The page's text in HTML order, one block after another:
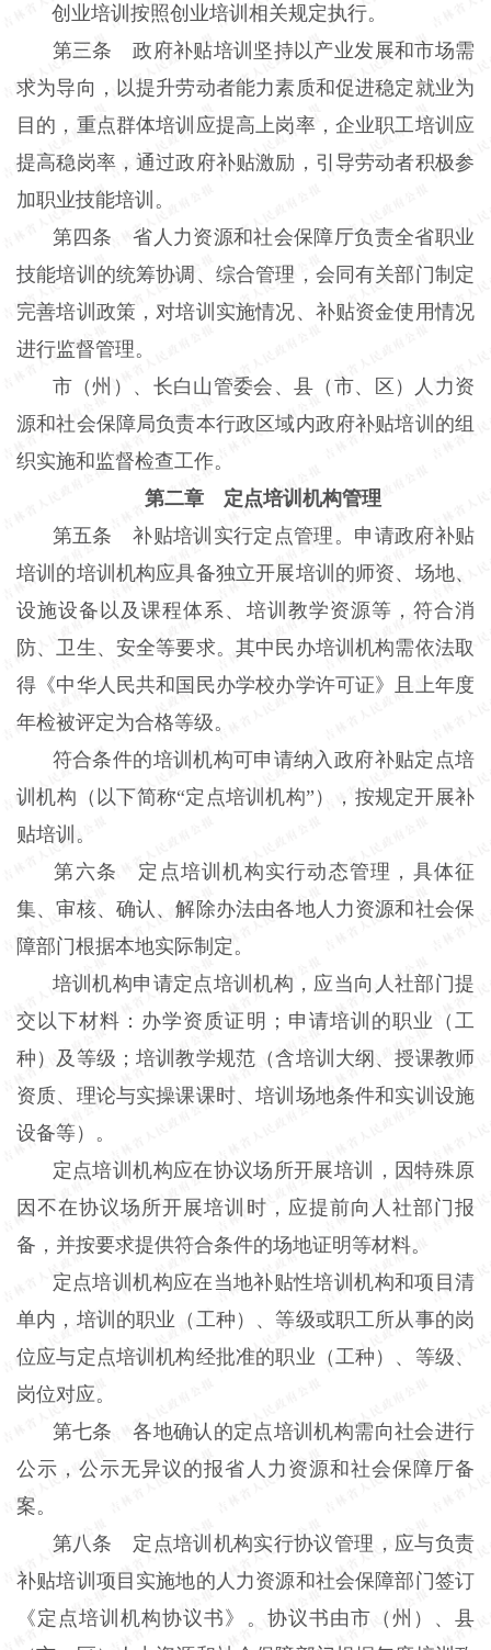
创业培训按照创业培训相关规定执行。
第三条 政府补贴培训坚持以产业发展和市场需
求为导向，以提升劳动者能力素质和促进稳定就业为
目的，重点群体培训应提高上岗率，企业职工培训应
提高稳岗率，通过政府补贴激励，引导劳动者积极参
加职业技能培训。
第四条 省人力资源和社会保障厅负责全省职业
技能培训的统筹协调、综合管理，会同有关部门制定
完善培训政策，对培训实施情况、补贴资金使用情况
进行监督管理。
市（州）、长白山管委会、县（市、区）人力资
源和社会保障局负责本行政区域内政府补贴培训的组
织实施和监督检查工作。
第二章 定点培训机构管理
第五条 补贴培训实行定点管理。申请政府补贴
培训的培训机构应具备独立开展培训的师资、场地、
设施设备以及课程体系、培训教学资源等，符合消
防、卫生、安全等要求。其中民办培训机构需依法取
得《中华人民共和国民办学校办学许可证》且上年度
年检被评定为合格等级。
符合条件的培训机构可申请纳入政府补贴定点培
训机构（以下简称“定点培训机构”），按规定开展补
贴培训。
第六条 定点培训机构实行动态管理，具体征
集、审核、确认、解除办法由各地人力资源和社会保
障部门根据本地实际制定。
培训机构申请定点培训机构，应当向人社部门提
交以下材料：办学资质证明；申请培训的职业（工
种）及等级；培训教学规范（含培训大纲、授课教师
资质、理论与实操课课时、培训场地条件和实训设施
设备等）。
定点培训机构应在协议场所开展培训，因特殊原
因不在协议场所开展培训时，应提前向人社部门报
备，并按要求提供符合条件的场地证明等材料。
定点培训机构应在当地补贴性培训机构和项目清
单内，培训的职业（工种）、等级或职工所从事的岗
位应与定点培训机构经批准的职业（工种）、等级、
岗位对应。
第七条 各地确认的定点培训机构需向社会进行
公示，公示无异议的报省人力资源和社会保障厅备
案。
第八条 定点培训机构实行协议管理，应与负责
补贴培训项目实施地的人力资源和社会保障部门签订
《定点培训机构协议书》。协议书由市（州）、县